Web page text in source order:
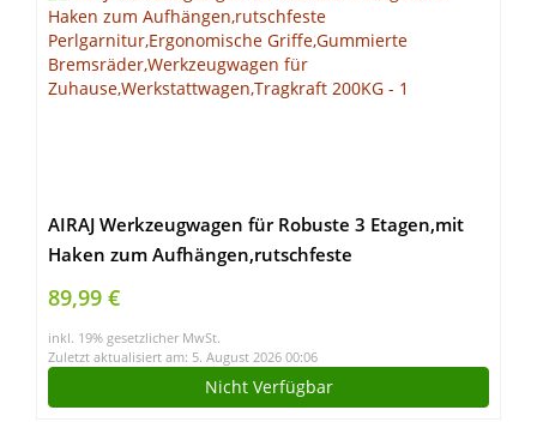
AIRAJ Werkzeugwagen für Robuste 3 Etagen,mit
Haken zum Aufhängen,rutschfeste
Perlgarnitur,Ergonomische Griffe,Gummierte
Bremsräder,Werkzeugwagen für
Zuhause,Werkstattwagen,Tragkraft 200KG
89,99 €
inkl. 19% gesetzlicher MwSt.
Zuletzt aktualisiert am: 5. August 2026 00:06
Nicht Verfügbar